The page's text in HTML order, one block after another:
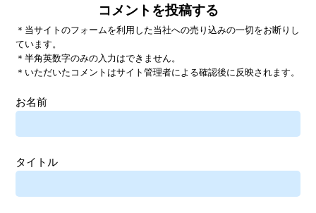
コメントを投稿する
＊当サイトのフォームを利用した当社への売り込みの一切をお断りし
ています。
＊半角英数字のみの入力はできません。
＊いただいたコメントはサイト管理者による確認後に反映されます。
お名前
タイトル